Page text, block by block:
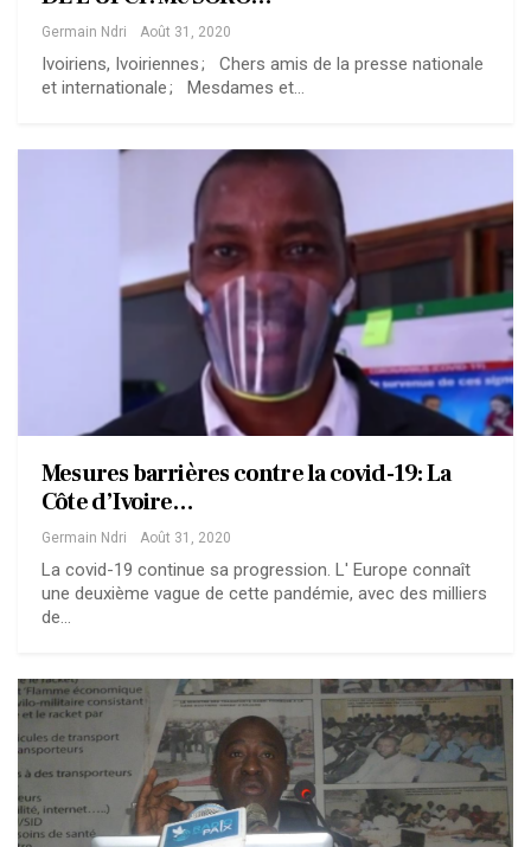
Germain Ndri Août 31, 2020
Ivoiriens, Ivoiriennes ; Chers amis de la presse nationale
et internationale ; Mesdames et…
Mesures barrières contre la covid-19: La
Côte d’Ivoire…
Germain Ndri Août 31, 2020
La covid-19 continue sa progression. L' Europe connaît
une deuxième vague de cette pandémie, avec des milliers
de…